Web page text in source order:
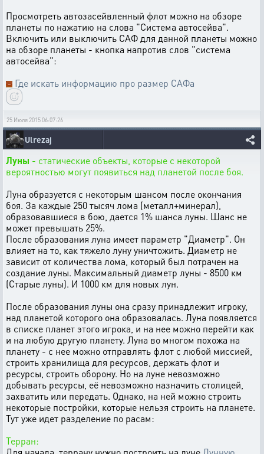
Просмотреть автозасейвленный флот можно на обзоре
планеты по нажатию на слова "Система автосейва".
Включить или выключить САФ для данной планеты можно
на обзоре планеты - кнопка напротив слов "система
автосейва":
Где искать информацию про размер САФа
25 Июля 2015 06:07:26
Ulrezaj
Луны - статические объекты, которые с некоторой
вероятностью могут появиться над планетой после боя.
Луна образуется с некоторым шансом после окончания
боя. За каждые 250 тысяч лома (металл+минерал),
образовавшиеся в бою, дается 1% шанса луны. Шанс не
может превышать 25%.
После образования луна имеет параметр "Диаметр". Он
влияет на то, как тяжело луну уничтожить. Диаметр не
зависит от количества лома, который был потрачен на
создание луны. Максимальный диаметр луны - 8500 км
(Старые луны). И 1000 км для новых лун.
После образования луны она сразу принадлежит игроку,
над планетой которого она образовалась. Луна появляется
в списке планет этого игрока, и на нее можно перейти как
и на любую другую планету. Луна во многом похожа на
планету - с нее можно отправлять флот с любой миссией,
строить хранилища для ресурсов, держать флот и
ресурсы, строить оборону. Но на луне невозможно
добывать ресурсы, её невозможно назначить столицей,
захватить или передать. Однако, на ней можно строить
некоторые постройки, которые нельзя строить на планете.
Тут уже идет разделение по расам:
Терран: